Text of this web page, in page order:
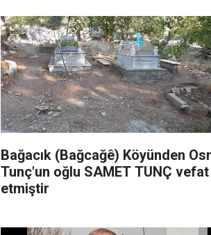
Bağacık (Bağcağê) Köyünden
Tunç'un oğlu SAMET TUNÇ vefat
etmiştir